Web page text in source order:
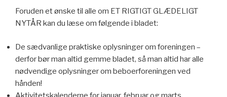
Foruden et ønske til alle om ET RIGTIGT GLÆDELIGT
NYTÅR kan du læse om følgende i bladet:
De sædvanlige praktiske oplysninger om foreningen –
derfor bør man altid gemme bladet, så man altid har alle
nødvendige oplysninger om beboerforeningen ved
hånden!